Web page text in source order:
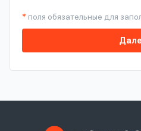
* поля обязательные для